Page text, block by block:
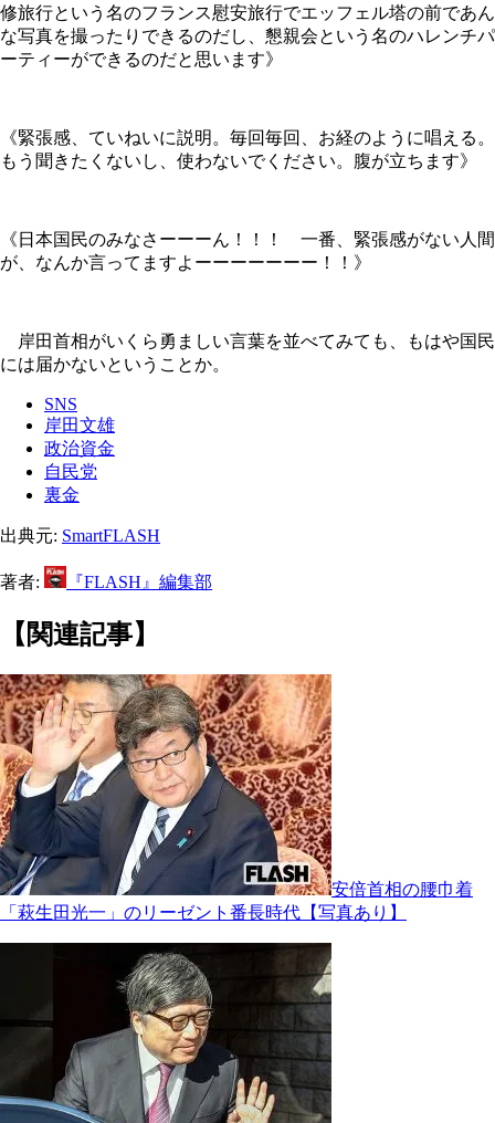
修旅行という名のフランス慰安旅行でエッフェル塔の前であん
な写真を撮ったりできるのだし、懇親会という名のハレンチパ
ーティーができるのだと思います》
《緊張感、ていねいに説明。毎回毎回、お経のように唱える。
もう聞きたくないし、使わないでください。腹が立ちます》
《日本国民のみなさーーーん！！！ 一番、緊張感がない人間
が、なんか言ってますよーーーーーーー！！》
岸田首相がいくら勇ましい言葉を並べてみても、もはや国民
には届かないということか。
SNS
岸田文雄
政治資金
自民党
裏金
出典元: SmartFLASH
著者: 『FLASH』編集部
【関連記事】
安倍首相の腰巾着
「萩生田光一」のリーゼント番長時代【写真あり】